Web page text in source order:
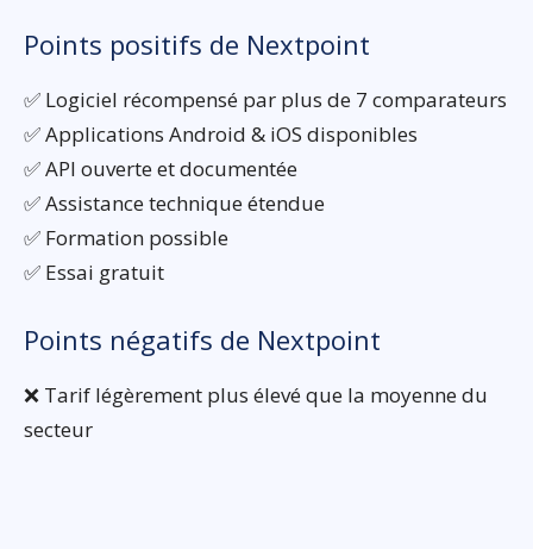
Points positifs de Nextpoint
✅ Logiciel récompensé par plus de 7 comparateurs
✅ Applications Android & iOS disponibles
✅ API ouverte et documentée
✅ Assistance technique étendue
✅ Formation possible
✅ Essai gratuit
Points négatifs de Nextpoint
❌ Tarif légèrement plus élevé que la moyenne du
secteur